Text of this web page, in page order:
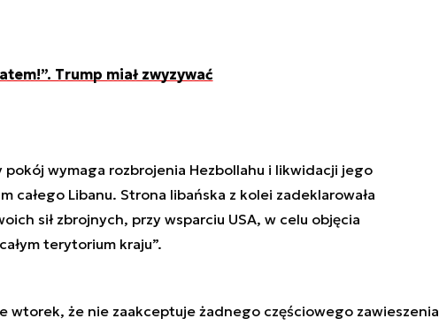
Trump miał zwyzywać
pokój wymaga rozbrojenia Hezbollahu i likwidacji jego
całego Libanu. Strona libańska z kolei zadeklarowała
sił zbrojnych, przy wsparciu USA, w celu objęcia
terytorium kraju”.
wtorek, że nie zaakceptuje żadnego częściowego zawieszenia